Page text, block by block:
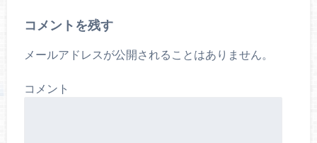
コメントを残す
メールアドレスが公開されることはありません。
コメント